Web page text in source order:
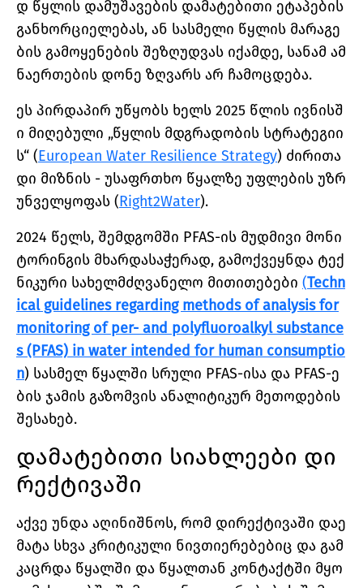
დ წყლის დამუშავების დამატებითი ეტაპების
განხორციელებას, ან სასმელი წყლის მარაგე
ბის გამოყენების შეზღუდვას იქამდე, სანამ ამ
ნაერთების დონე ზღვარს არ ჩამოცდება.
ეს პირდაპირ უწყობს ხელს 2025 წლის ივნისშ
ი მიღებული „წყლის მდგრადობის სტრატეგიი
ს“ (European Water Resilience Strategy) ძირითა
დი მიზნის - უსაფრთხო წყალზე უფლების უზრ
უნველყოფას (Right2Water).
2024 წელს, შემდგომში PFAS-ის მუდმივი მონი
ტორინგის მხარდასაჭერად, გამოქვეყნდა ტექ
ნიკური სახელმძღვანელო მითითებები (Techn
ical guidelines regarding methods of analysis for
monitoring of per- and polyfluoroalkyl substance
s (PFAS) in water intended for human consumptio
n) სასმელ წყალში სრული PFAS-ისა და PFAS-ე
ბის ჯამის გაზომვის ანალიტიკურ მეთოდების
შესახებ.
დამატებითი სიახლეები დი
რექტივაში
აქვე უნდა აღინიშნოს, რომ დირექტივაში დაე
მატა სხვა კრიტიკული ნივთიერებებიც და გამ
კაცრდა წყალში და წყალთან კონტაქტში მყო